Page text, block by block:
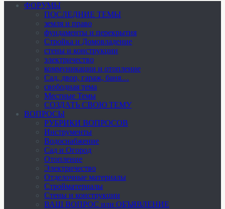
ФОРУМЫ
ПОСЛЕДНИЕ ТЕМЫ
земля и право
фундаменты и перекрытия
Стройка и Домовладение
стены и конструкции
электричество
коммуникации и отопление
Cад, двор, гараж, баня…
свободная тема
Местные Темы
СОЗДАТЬ СВОЮ ТЕМУ
ВОПРОСЫ
РУБРИКИ ВОПРОСОВ
Инструменты
Водоснабжение
Сад и Огород
Отопление
Электричество
Отделочные материалы
Стройматериалы
Стены и конструкции
ВАШ ВОПРОС или ОБЪЯВЛЕНИЕ